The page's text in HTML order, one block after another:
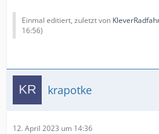
Einmal editiert, zuletzt von
16:56)
krapotke
12. April 2023 um 14:36